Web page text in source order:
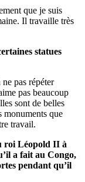
que je suis
Il travaille très
statues
pas répéter
pas beaucoup
sont de belles
monuments que
travail.
roi Léopold II à
a fait au Congo,
pendant qu’il